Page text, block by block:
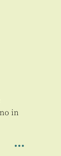
in